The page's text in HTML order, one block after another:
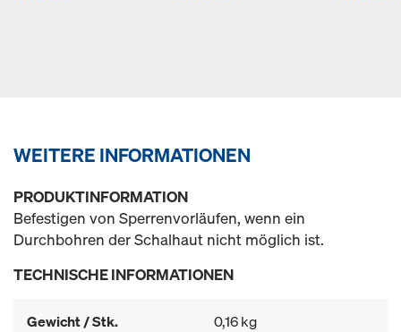
WEITERE INFORMATIONEN
PRODUKTINFORMATION
Befestigen von Sperrenvorläufen, wenn ein
Durchbohren der Schalhaut nicht möglich ist.
TECHNISCHE INFORMATIONEN
Gewicht / Stk. 0,16 kg